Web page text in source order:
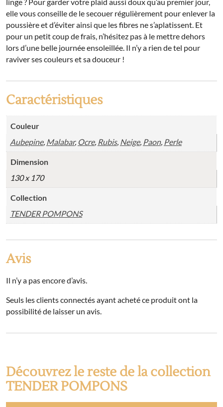
linge ? Pour garder votre plaid aussi doux qu’au premier jour,
elle vous conseille de le secouer régulièrement pour enlever la
poussière et d’éviter ainsi que les fibres ne s’aplatissent. Et
pour un petit coup de frais, n’hésitez pas à le mettre dehors
lors d’une belle journée ensoleillée. Il n’y a rien de tel pour
raviver ses couleurs et sa douceur !
Caractéristiques
Couleur
Aubepine, Malabar, Ocre, Rubis, Neige, Paon, Perle
Dimension
130 x 170
Collection
TENDER POMPONS
Avis
Il n’y a pas encore d’avis.
Seuls les clients connectés ayant acheté ce produit ont la
possibilité de laisser un avis.
Découvrez le reste de la collection
TENDER POMPONS